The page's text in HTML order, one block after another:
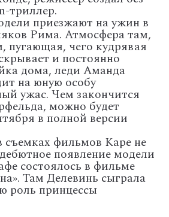
триллер.
приезжают на ужин в
Рима. Атмосфера там,
пугающая, чего кудрявая
и постоянно
дома, леди Аманда
на юную особу
ужас. Чем закончится
можно будет
в полной версии
съемках фильмов Каре не
появление модели
состоялось в фильме
Там Делевинь сыграла
роль принцессы